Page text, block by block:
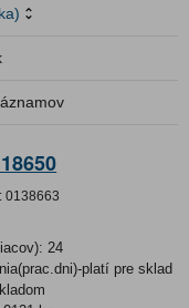
0138663
24
platí pre sklad